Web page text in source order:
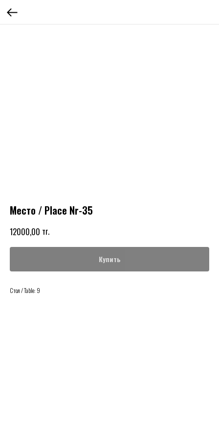
Место / Place Nr-35
12000,00 тг.
Купить
Стол / Table: 9